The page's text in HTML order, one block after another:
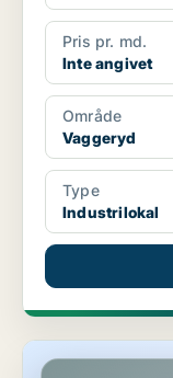
Pris pr. md.
Inte angivet
Område
Vaggeryd
Type
Industrilokal
Industrilokal i